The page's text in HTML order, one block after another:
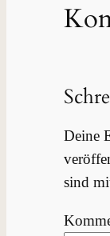
Deine
sind